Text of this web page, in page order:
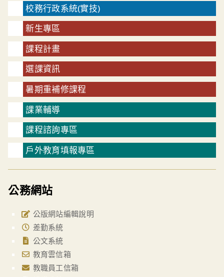
校務行政系統(實技)
新生專區
課程計畫
選課資訊
暑期重補修課程
課業輔導
課程諮詢專區
戶外教育填報專區
公務網站
公版網站編輯說明
差勤系統
公文系統
教育雲信箱
教職員工信箱